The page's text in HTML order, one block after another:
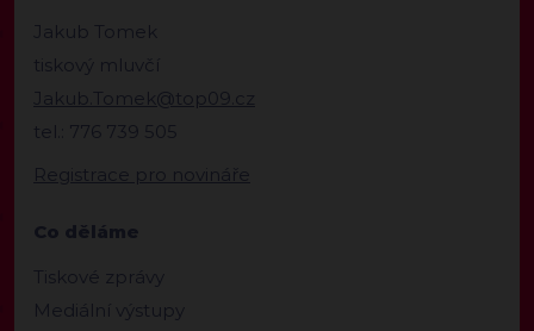
Jakub Tomek
tiskový mluvčí
Jakub.Tomek@top09.cz
tel.: 776 739 505
Registrace pro novináře
Co děláme
Tiskové zprávy
Mediální výstupy